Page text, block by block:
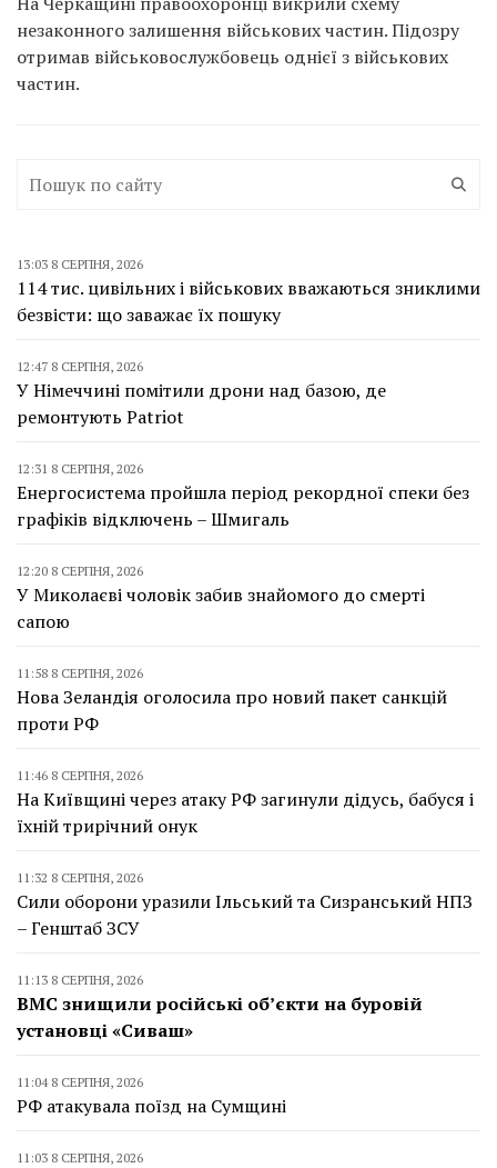
незаконного залишення військових частин. Підозру
отримав військовослужбовець однієї з військових
частин.
13:03 8 СЕРПНЯ, 2026
114 тис. цивільних і військових вважаються зниклими
безвісти: що заважає їх пошуку
12:47 8 СЕРПНЯ, 2026
У Німеччині помітили дрони над базою, де
ремонтують Patriot
12:31 8 СЕРПНЯ, 2026
Енергосистема пройшла період рекордної спеки без
графіків відключень – Шмигаль
12:20 8 СЕРПНЯ, 2026
У Миколаєві чоловік забив знайомого до смерті
сапою
11:58 8 СЕРПНЯ, 2026
Нова Зеландія оголосила про новий пакет санкцій
проти РФ
11:46 8 СЕРПНЯ, 2026
На Київщині через атаку РФ загинули дідусь, бабуся і
їхній трирічний онук
11:32 8 СЕРПНЯ, 2026
Сили оборони уразили Ільський та Сизранський НПЗ
– Генштаб ЗСУ
11:13 8 СЕРПНЯ, 2026
ВМС знищили російські об’єкти на буровій
установці «Сиваш»
11:04 8 СЕРПНЯ, 2026
РФ атакувала поїзд на Сумщині
11:03 8 СЕРПНЯ, 2026